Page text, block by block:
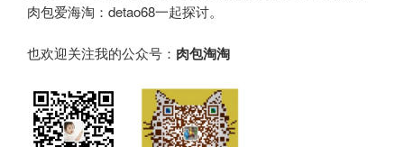
肉包爱海淘：detao68一起探讨。
也欢迎关注我的公众号： 肉包淘淘